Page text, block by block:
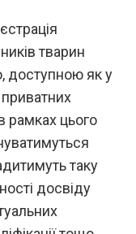
тварин
доступною як у
рамках цього
таку
досвіду